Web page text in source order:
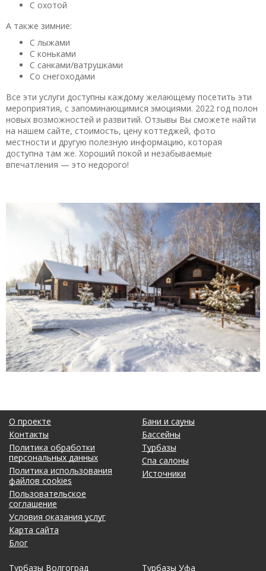
С охотой
А также зимние:
С лыжами
С коньками
С санками/ватрушками
Со снегоходами
Все эти услуги доступны каждому желающему посетить эти
мероприятия, с запоминающимися эмоциями. 2022 год полон
новых возможностей и развитий. Отзывы Вы сможете найти
на нашем сайте, стоимость, цену коттеджей, фото
местности и другую полезную информацию, которая
доступна там же. Хороший покой и незабываемые
впечатления — это недорого!
О проекте
Контакты
Политика обработки
персональных данных
Политика использования
файлов cookies
Пользовательское
соглашение
Условия оказания услуг
Карта сайта
Блог
Бани и сауны
Бассейны
Турбазы
Спа салоны
Источники
Турбазы Волгоград
Турбазы Уфа